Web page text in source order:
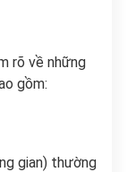
rõ về những
gồm:
gian) thường